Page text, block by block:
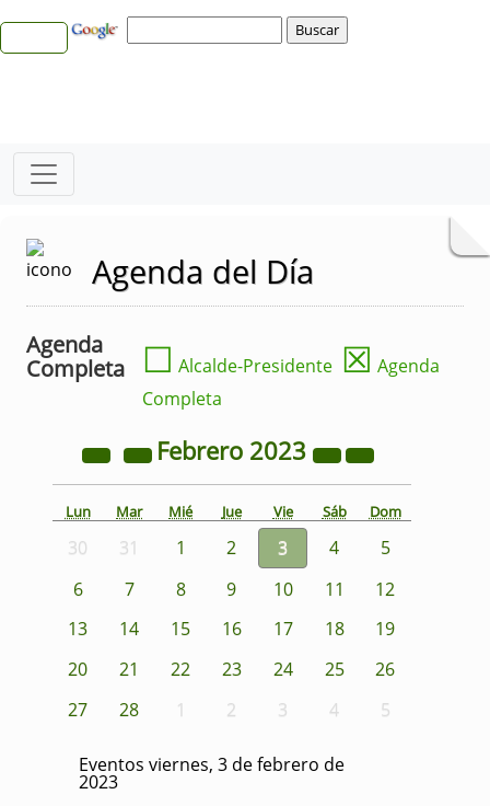
Agenda del Día
Agenda
Completa
☐ Alcalde-Presidente ☒ Agenda
Completa
Febrero 2023
Lun Mar Mié Jue Vie Sáb Dom
30 31 1 2 3 4
5
6
7 8 9 10 11
12
13
14 15 16 17 18
19
20
21 22 23 24 25
26
27
28 1 2 3 4 5
Eventos viernes, 3 de febrero de
2023